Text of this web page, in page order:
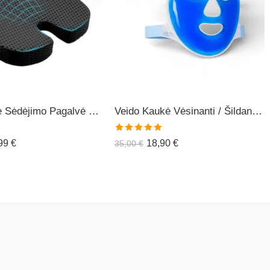
Ortopedinė Sėdėjimo Pagalvė COMFO+
€
Veido Kaukė Vėsinanti / Šildanti (daugiakartinė)
Įvertinimas:
5.00iš 5
35,00€ 18,90 €